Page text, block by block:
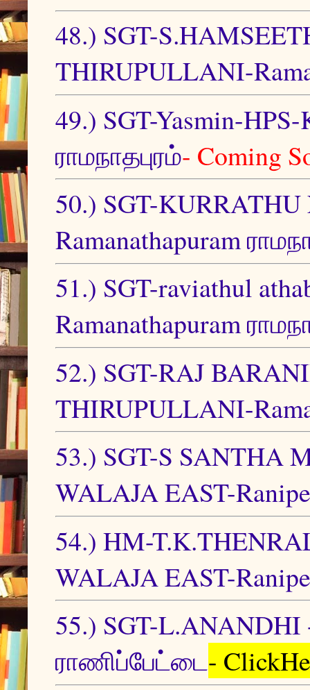
48.) SGT-
THIRUPULLANI-
49.) SGT-Yasmin-
ராமநாதபுரம்- Coming
50.) SGT-
Ramanathapuram
51.) SGT-raviathul
Ramanathapuram
52.) SGT-RAJ
THIRUPULLANI-
53.) SGT-S SANTHA
WALAJA EAST-
54.) HM-
WALAJA EAST-
55.) SGT-
ராணிப்பேட்டை-